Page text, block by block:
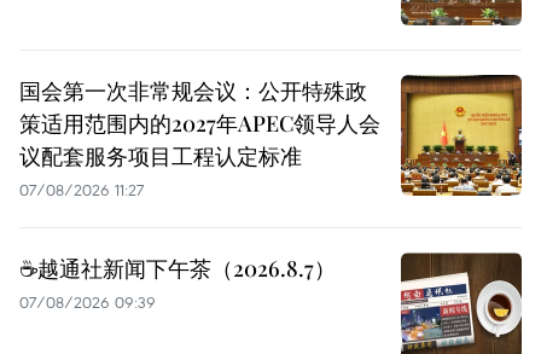
国会第一次非常规会议：公开特殊政
策适用范围内的2027年APEC领导人会
议配套服务项目工程认定标准
07/08/2026 11:27
☕️越通社新闻下午茶（2026.8.7）
07/08/2026 09:39